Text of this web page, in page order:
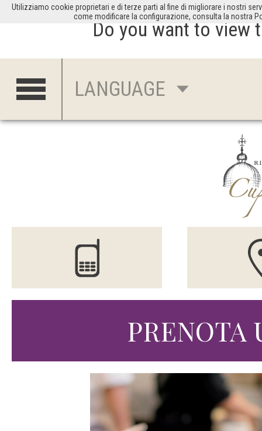
Do you want to view
LANGUAGE
PRENOTA
Utilizziamo cookie proprietari e di terze parti al fine di migliorare i nostri
come modificare la configurazione, consulta la nostra